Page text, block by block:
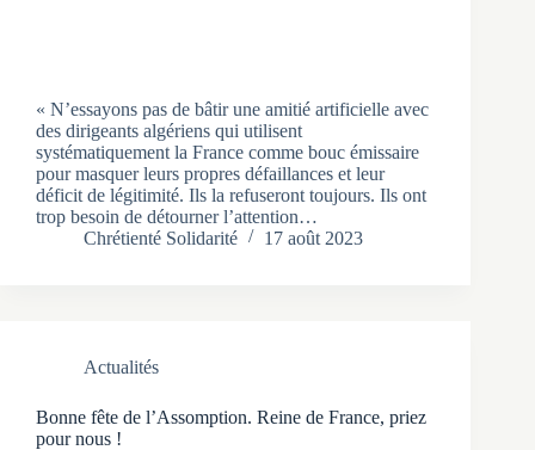
« N’essayons pas de bâtir une amitié artificielle avec
des dirigeants algériens qui utilisent
systématiquement la France comme bouc émissaire
pour masquer leurs propres défaillances et leur
déficit de légitimité. Ils la refuseront toujours. Ils ont
trop besoin de détourner l’attention…
Chrétienté Solidarité
17 août 2023
Actualités
Bonne fête de l’Assomption. Reine de France, priez
pour nous !